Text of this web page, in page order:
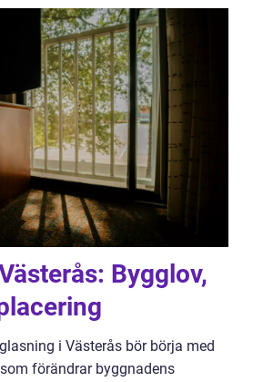
Bygglov,
i Västerås bör börja med
förändrar byggnadens